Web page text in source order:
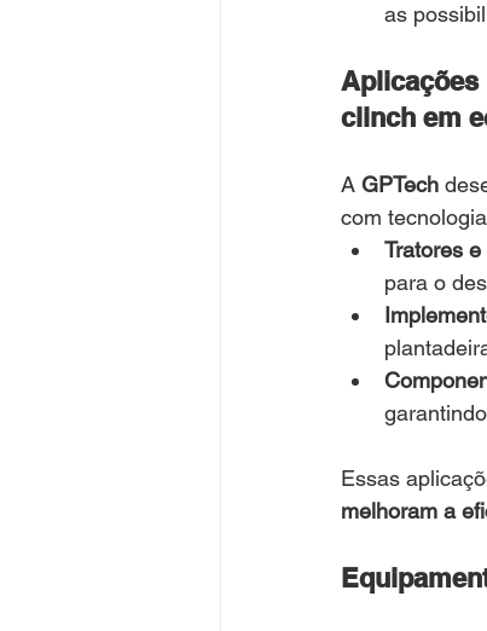
as
Aplicações
clinch em
A GPTech
com
Tratores
para o
Essas
melhoram a